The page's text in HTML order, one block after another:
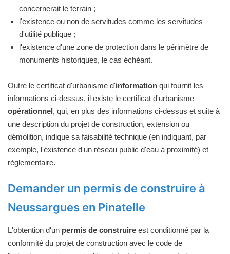
concernerait le terrain ;
l'existence ou non de servitudes comme les servitudes
d'utilité publique ;
l'existence d'une zone de protection dans le périmètre de
monuments historiques, le cas échéant.
Outre le certificat d'urbanisme d'information qui fournit les
informations ci-dessus, il existe le certificat d'urbanisme
opérationnel, qui, en plus des informations ci-dessus et suite à
une description du projet de construction, extension ou
démolition, indique sa faisabilité technique (en indiquant, par
exemple, l'existence d'un réseau public d'eau à proximité) et
règlementaire.
Demander un permis de construire à
Neussargues en Pinatelle
L'obtention d'un permis de construire est conditionné par la
conformité du projet de construction avec le code de